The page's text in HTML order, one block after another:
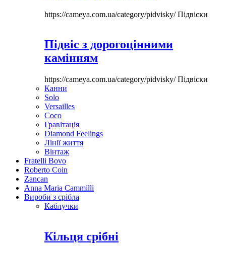
https://cameya.com.ua/category/pidvisky/Підвіски
Підвіс з дорогоцінними
камінням
https://cameya.com.ua/category/pidvisky/Підвіски
Канни
Solo
Versailles
Coco
Гравітація
Diamond Feelings
Лінії життя
Вінтаж
Fratelli Bovo
Roberto Coin
Zancan
Anna Maria Cammilli
Вироби з срібла
Каблучки
Кільця срібні